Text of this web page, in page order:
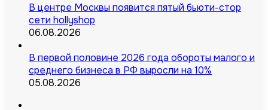
В центре Москвы появится пятый бьюти-стор
сети hollyshop
06.08.2026
В первой половине 2026 года обороты малого и
среднего бизнеса в РФ выросли на 10%
05.08.2026